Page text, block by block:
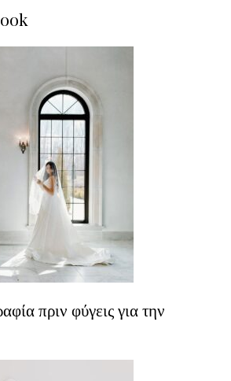
πριν φύγεις για την